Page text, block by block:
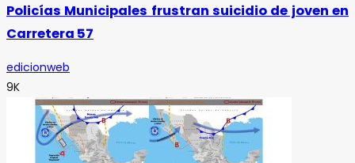
Policías Municipales frustran suicidio de joven en
Carretera 57
edicionweb
9K